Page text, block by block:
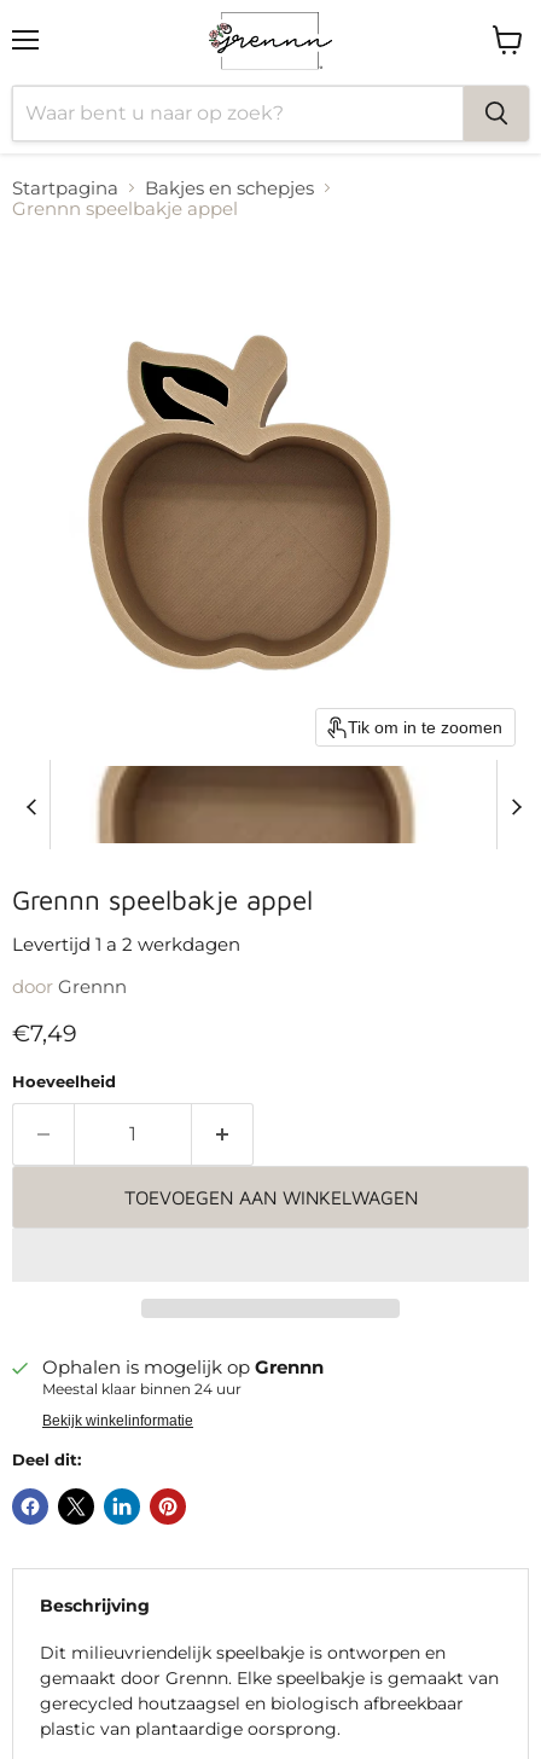
Startpagina
Bakjes en schepjes
Grennn speelbakje appel
Tik om in te zoomen
Grennn speelbakje appel
Levertijd 1 a 2 werkdagen
door Grennn
Huidige prijs
€7,49
Hoeveelheid
TOEVOEGEN AAN WINKELWAGEN
Ophalen is mogelijk op Grennn
Meestal klaar binnen 24 uur
Bekijk winkelinformatie
Deel dit:
Beschrijving
Dit milieuvriendelijk speelbakje is ontworpen en
gemaakt door Grennn. Elke speelbakje is gemaakt van
gerecycled houtzaagsel en biologisch afbreekbaar
plastic van plantaardige oorsprong.